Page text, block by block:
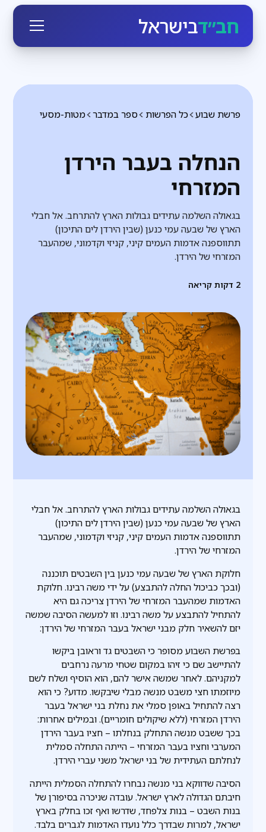
חב״דבישראל
מטות-מסעי ספר במדבר כל הפרשות פרשת שבוע
הנחלה בעבר הירדן
המזרחי
בגאולה השלמה עתידים גבולות הארץ להתרחב. אל חבלי
הארץ של שבעה עמי כנען (שבין הירדן לים התיכון)
תתווספנה אדמות העמים קיני, קניזי וקדמוני, שמהעבר
המזרחי של הירדן.
2 דקות קריאה
בגאולה השלמה עתידים גבולות הארץ להתרחב. אל חבלי
הארץ של שבעה עמי כנען (שבין הירדן לים התיכון)
תתווספנה אדמות העמים קיני, קניזי וקדמוני, שמהעבר
המזרחי של הירדן.
חלוקת הארץ של שבעה עמי כנען בין השבטים תוכננה
(ובכך כביכול החלה להתבצע) על ידי משה רבינו. חלוקת
האדמות שמהעבר המזרחי של הירדן צריכה גם היא
להתחיל להתבצע על משה רבינו. וזו למעשה הסיבה שמשה
יזם להשאיר חלק מבני ישראל בעבר המזרחי של הירדן:
בפרשת השבוע מסופר כי השבטים גד וראובן ביקשו
להתיישב שם כי זיהו במקום שטחי מרעה נרחבים
למקניהם. לאחר שמשה אישר להם, הוא הוסיף ושלח לשם
מיוזמתו חצי משבט מנשה מבלי שיבקשו. מדוע? כי הוא
רצה להתחיל באופן סמלי את נחלת בני ישראל בעבר
הירדן המזרחי (ללא שיקולים חומריים). ובמילים אחרות:
בכך ששבט מנשה התחלק בנחלתו – חציו בעבר הירדן
המערבי וחציו בעבר המזרחי – הייתה התחלה סמלית
לנחלתם העתידית של בני ישראל משני עברי הירדן.
הסיבה שדווקא בני מנשה נבחרו להתחלה הסמלית הייתה
חיבתם הגדולה לארץ ישראל. עובדה שניכרה בסיפורן של
בנות השבט – בנות צלפחד, שדרשו ואף זכו בחלק בארץ
ישראל, למרות שבדרך כלל נועדו האדמות לגברים בלבד.